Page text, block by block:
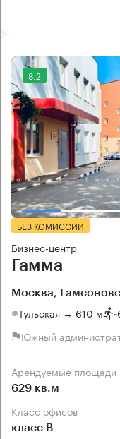
8.2
БЕЗ КОМИССИИ
Бизнес-центр
Гамма
Москва,
Тульская → 610 м ~
Южный
Арендуемые площади
629 кв.м
Класс офисов
класс B